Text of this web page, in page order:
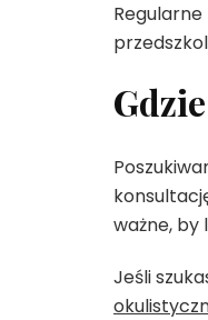
ważne, by
Jeśli